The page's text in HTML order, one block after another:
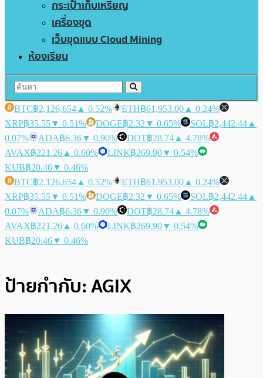
กระเป๋าเก็บเหรียญ
เครื่องขุด
เว็บขุดแบบ Cloud Mining
ห้องเรียน
BTC฿2,126,654 ▲ 0.52% ETH฿61,953.00 ▲ 0.24%
XRP฿35.55▼ 0.51% DOGE฿2.32 ▼ 0.65% SOL฿2,442.44 ▲
0.07%
ADA฿6.36▼ 0.90% DOT฿28.74 ▲ 4.78%
AVAX฿221.26 ▲ 0.60% LINK฿269.90▼ 0.54%
KUB฿20.46▼ 0.46%
BTC฿2,126,654 ▲ 0.52% ETH฿61,953.00 ▲ 0.24%
XRP฿35.55▼ 0.51% DOGE฿2.32 ▼ 0.65% SOL฿2,442.44 ▲
0.07%
ADA฿6.36▼ 0.90% DOT฿28.74 ▲ 4.78%
AVAX฿221.26 ▲ 0.60% LINK฿269.90▼ 0.54%
KUB฿20.46▼ 0.46%
ป้ายกำกับ:AGIX